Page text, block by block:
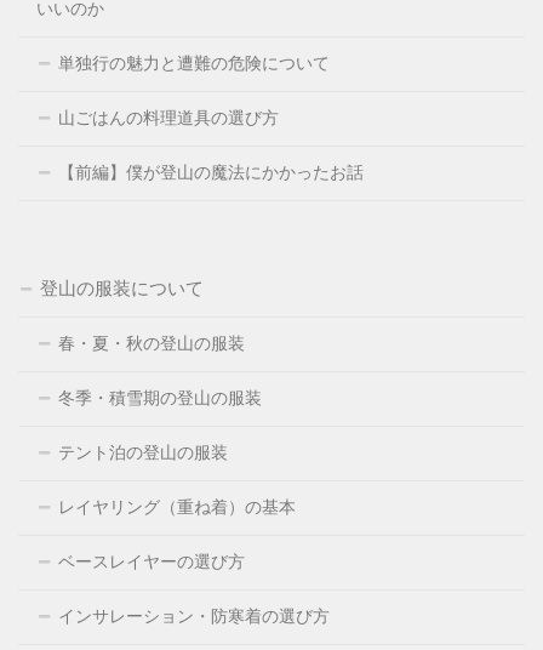
いいのか
単独行の魅力と遭難の危険について
山ごはんの料理道具の選び方
【前編】僕が登山の魔法にかかったお話
登山の服装について
春・夏・秋の登山の服装
冬季・積雪期の登山の服装
テント泊の登山の服装
レイヤリング（重ね着）の基本
ベースレイヤーの選び方
インサレーション・防寒着の選び方